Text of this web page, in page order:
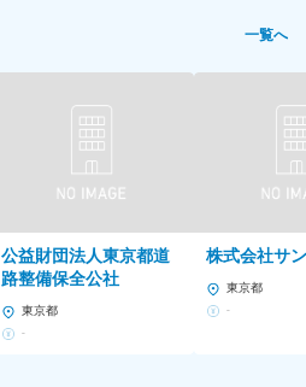
一覧へ
公益財団法人東京都道
路整備保全公社
東京都
-
株式会社サ
東京都
-